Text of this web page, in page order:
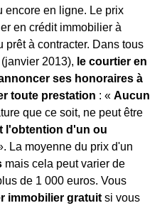
encore en ligne. Le prix
en crédit immobilier à
prêt à contracter. Dans tous
2013), le courtier en
ses honoraires à
toute prestation : « Aucun
que ce soit, ne peut être
l'obtention d'un ou
La moyenne du prix d'un
mais cela peut varier de
de 1 000 euros. Vous
immobilier gratuit si vous